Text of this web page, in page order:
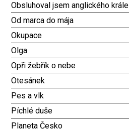
Obsluhoval jsem anglického krále
Od marca do mája
Okupace
Olga
Opři žebřík o nebe
Otesánek
Pes a vlk
Píchlé duše
Planeta Česko